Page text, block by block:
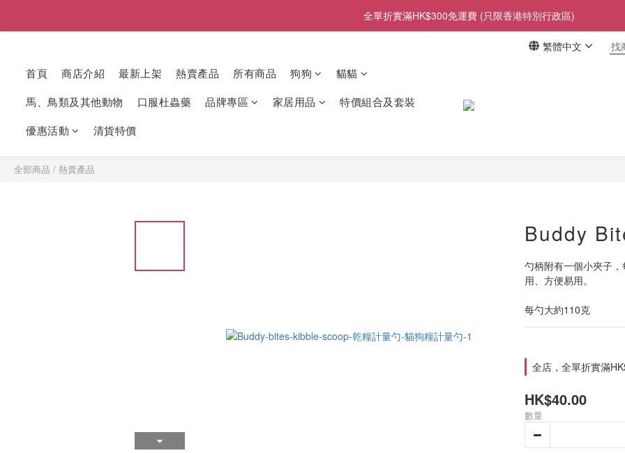
全單折實滿HK$300免運費 (只限香港特別行政區)
繁體中文
首頁 商店介紹 最新上架 熱賣產品 所有商品 狗狗
貓貓
馬、鳥類及其他動物
口服杜蟲藥 品牌專區 家居用品
特價組合及套裝
優惠活動
清貨特價
全部商品 / 熱賣產品
Buddy
勺柄附有一個小夾子
用、方便易用。
每勺大約110克
全店，全單折實滿
HK$40.00
數量